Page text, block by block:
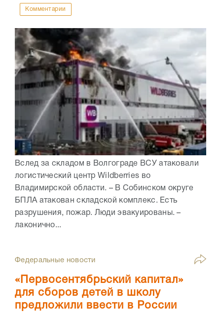
Комментарии
Вслед за складом в Волгограде ВСУ атаковали
логистический центр Wildberries во
Владимирской области. – В Собинском округе
БПЛА атакован складской комплекс. Есть
разрушения, пожар. Люди эвакуированы. –
лаконично...
Федеральные новости
«Первосентябрьский капитал»
для сборов детей в школу
предложили ввести в России